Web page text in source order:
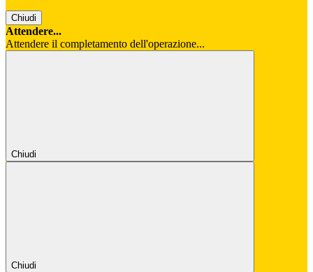
Chiudi
Attendere...
Attendere il completamento dell'operazione...
Chiudi
Chiudi